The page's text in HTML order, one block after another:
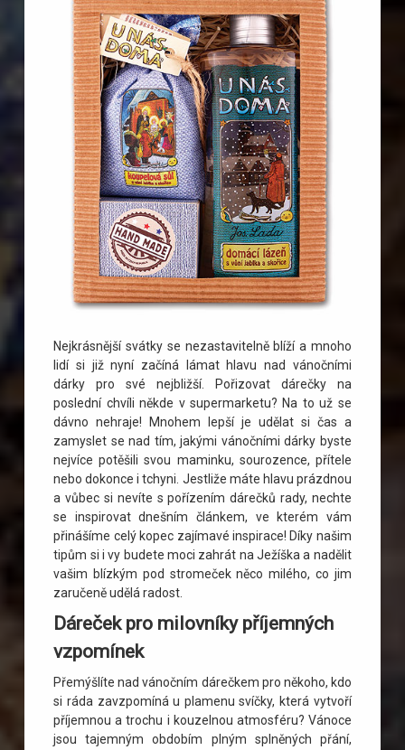
Nejkrásnější svátky se nezastavitelně blíží a mnoho
lidí si již nyní začíná lámat hlavu nad vánočními
dárky pro své nejbližší. Pořizovat dárečky na
poslední chvíli někde v supermarketu? Na to už se
dávno nehraje! Mnohem lepší je udělat si čas a
zamyslet se nad tím, jakými vánočními dárky byste
nejvíce potěšili svou maminku, sourozence, přítele
nebo dokonce i tchyni. Jestliže máte hlavu prázdnou
a vůbec si nevíte s pořízením dárečků rady, nechte
se inspirovat dnešním článkem, ve kterém vám
přinášíme celý kopec zajímavé inspirace! Díky našim
tipům si i vy budete moci zahrát na Ježíška a nadělit
vašim blízkým pod stromeček něco milého, co jim
zaručeně udělá radost.
Dáreček pro milovníky příjemných
vzpomínek
Přemýšlíte nad vánočním dárečkem pro někoho, kdo
si ráda zavzpomíná u plamenu svíčky, která vytvoří
příjemnou a trochu i kouzelnou atmosféru? Vánoce
jsou tajemným obdobím plným splněných přání,